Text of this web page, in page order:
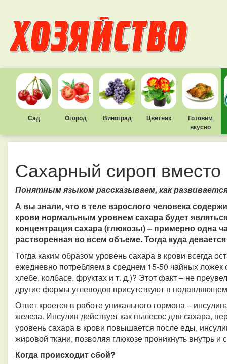
Сад Огород Виноград Цветник
Готовим
вкусно
Сахарный сироп вместо
Понятным языком рассказываем, как
А вы знали, что в теле взрослого человека
крови нормальным уровнем сахара будет
концентрация сахара (глюкозы) – примерно одна
растворенная во всем объеме. Тогда куда
Тогда каким образом уровень сахара в крови всегда
ежедневно потребляем в среднем 15-50 чайных ложек
хлебе, колбасе, фруктах и т. д.)? Этот факт – не
другие формы углеводов присутствуют в
Ответ кроется в работе уникального гормона –
железа. Инсулин действует как пылесос для сахара,
уровень сахара в крови повышается после еды,
жировой ткани, позволяя глюкозе проникнуть внутрь
Когда происходит сбой?